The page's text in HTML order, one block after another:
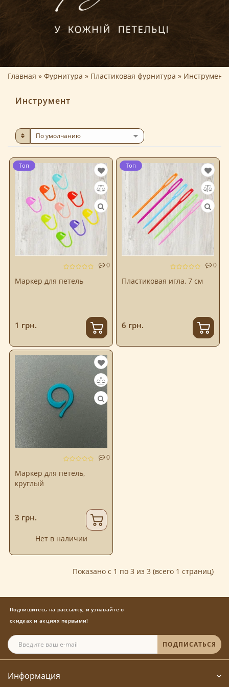
Главная Фурнитура Пластиковая фурнитура Инструмент
Инструмент
0
Маркер для петель
Топ
1 грн.
0
Пластиковая игла, 7 см
Топ
6 грн.
0
Маркер для петель,
круглый
3 грн.
Нет в наличии
Показано с 1 по 3 из 3 (всего 1 страниц)
Подпишитесь на рассылку, и узнавайте о
скидках и акциях первыми!
ПОДПИСАТЬСЯ
Информация